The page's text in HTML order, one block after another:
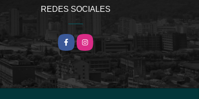
REDES SOCIALES
FacebookInstagram